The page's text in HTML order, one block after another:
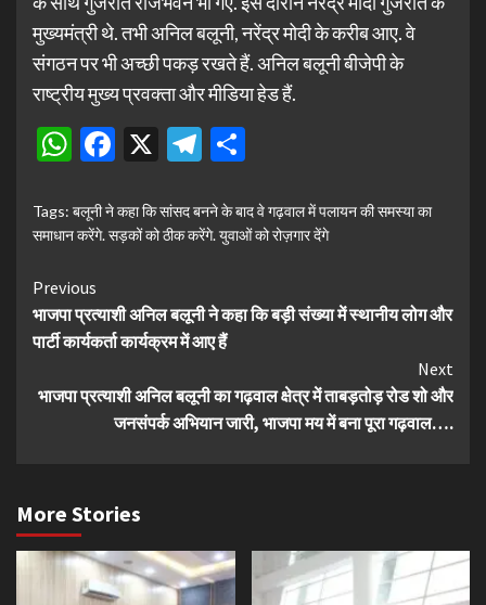
मुख्यमंत्री थे. तभी अनिल बलूनी, नरेंद्र मोदी के करीब आए. वे
संगठन पर भी अच्छी पकड़ रखते हैं. अनिल बलूनी बीजेपी के
राष्ट्रीय मुख्य प्रवक्ता और मीडिया हेड हैं.
WhatsApp
Facebook
X Telegram
Tags: बलूनी ने कहा कि सांसद बनने के बाद वे गढ़वाल में पलायन की समस्या का
समाधान करेंगे. सड़कों को ठीक करेंगे. युवाओं को रोज़गार देंगे
Continue
Reading
Previous
भाजपा प्रत्याशी अनिल बलूनी ने कहा कि बड़ी संख्या में स्थानीय लोग और
पार्टी कार्यकर्ता कार्यक्रम में आए हैं
Next
भाजपा प्रत्याशी अनिल बलूनी का गढ़वाल क्षेत्र में ताबड़तोड़ रोड शो और
जनसंपर्क अभियान जारी, भाजपा मय में बना पूरा गढ़वाल….
More Stories